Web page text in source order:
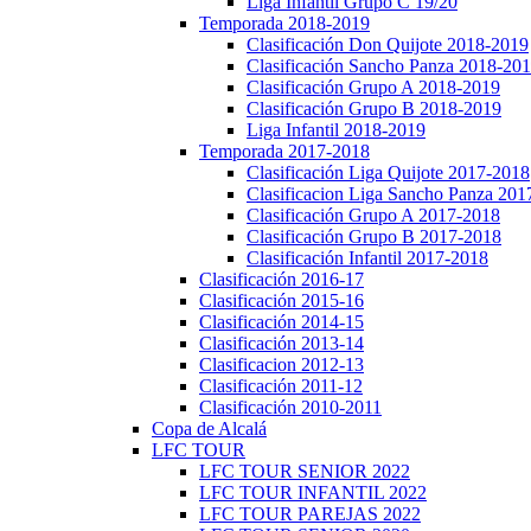
Temporada 2018-2019
Clasificación Don Quijote 2018-2019
Clasificación Sancho Panza 2018-
Clasificación Grupo A 2018-2019
Clasificación Grupo B 2018-2019
Liga Infantil 2018-2019
Temporada 2017-2018
Clasificación Liga Quijote 2017-2018
Clasificacion Liga Sancho Panza
Clasificación Grupo A 2017-2018
Clasificación Grupo B 2017-2018
Clasificación Infantil 2017-2018
Clasificación 2016-17
Clasificación 2015-16
Clasificación 2014-15
Clasificación 2013-14
Clasificacion 2012-13
Clasificación 2011-12
Clasificación 2010-2011
Copa de Alcalá
LFC TOUR
LFC TOUR SENIOR 2022
LFC TOUR INFANTIL 2022
LFC TOUR PAREJAS 2022